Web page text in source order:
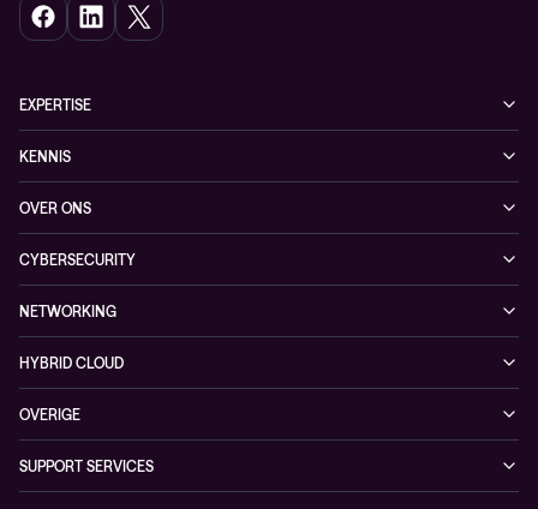
EXPERTISE
Networking
Hybrid Cloud
Observability
KENNIS
Events
Nieuws
Referenties
Whitepaper
OVER ONS
Partners
Duurzaamheid
Persruimte
CYBERSECURITY
Cybersecurity solutions
NETWORKING
Networking solutions
Consultancy
HYBRID CLOUD
OVERIGE
SUPPORT SERVICES